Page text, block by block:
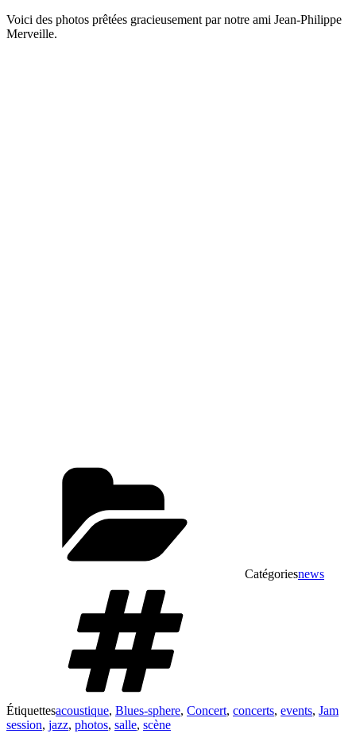
Voici des photos prêtées gracieusement par notre ami Jean-Philippe
Merveille.
Catégoriesnews
Étiquettesacoustique, Blues-sphere, Concert, concerts, events, Jam
session, jazz, photos, salle, scène